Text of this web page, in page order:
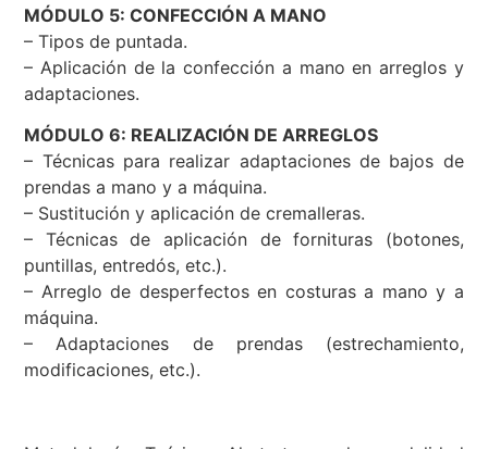
MÓDULO 5: CONFECCIÓN A MANO
– Tipos de puntada.
– Aplicación de la confección a mano en arreglos y
adaptaciones.
MÓDULO 6: REALIZACIÓN DE ARREGLOS
– Técnicas para realizar adaptaciones de bajos de
prendas a mano y a máquina.
– Sustitución y aplicación de cremalleras.
– Técnicas de aplicación de fornituras (botones,
puntillas, entredós, etc.).
– Arreglo de desperfectos en costuras a mano y a
máquina.
– Adaptaciones de prendas (estrechamiento,
modificaciones, etc.).